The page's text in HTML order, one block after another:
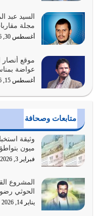
أولياء الشيطان كلما
أكثر ضعفاً
يوليو 30, 2026
وعد الله تعالى من يُقتل
والاستبشار والنجاة
يوليو 29, 2026
القرآن الكريم هو أهم
معرفة شخصيته معرفة
يوليو 28, 2026
هل نحن من الصالحين؟
وأعرض نفسك، وأعرض
يوليو 27, 2026
عندما يكون عدوك هو عدو
فيه كثيرة وسينصرك الله
السيد عبد
مجلة
أغسطس 30, 2016
موقع أنصار
عواضة
أغسطس 15, 2016
متابعات وصحافة
وثيقة
ميون
فبراير 3, 2026
المشروع
الحوثي
يناير 14, 2026